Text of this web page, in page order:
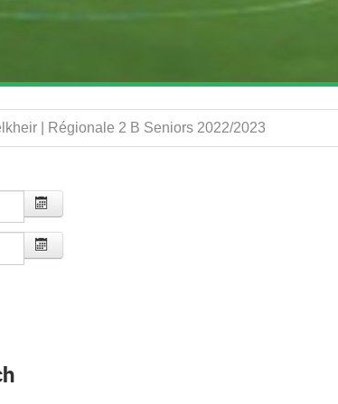
| Régionale 2 B Seniors 2022/2023